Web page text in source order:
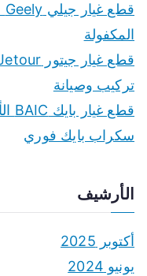
المكفولة
تركيب وصيانة
سكراب بايك فوري
الأرشيف
أكتوبر 2025
يونيو 2024